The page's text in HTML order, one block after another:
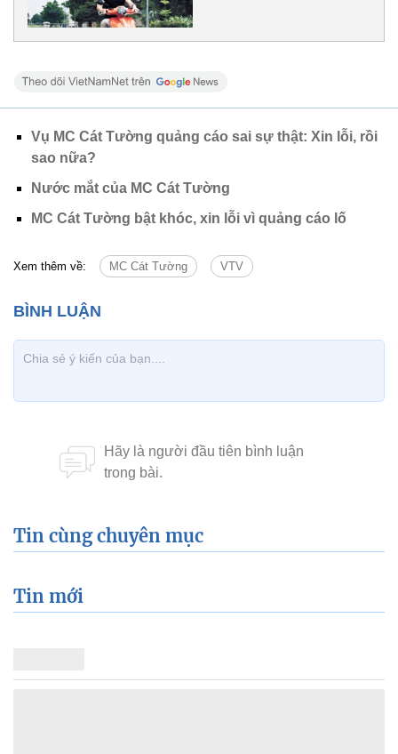
Vụ MC Cát Tường quảng cáo sai sự thật: Xin lỗi, rồi
sao nữa?
Nước mắt của MC Cát Tường
MC Cát Tường bật khóc, xin lỗi vì quảng cáo lố
Xem thêm về: MC Cát Tường VTV
Tin cùng chuyên mục
Tin mới